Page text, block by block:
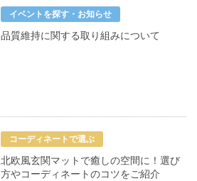
イベントを探す・お知らせ
品質維持に関する取り組みについて
コーディネートで選ぶ
北欧風玄関マットで癒しの空間に！選び
方やコーディネートのコツをご紹介